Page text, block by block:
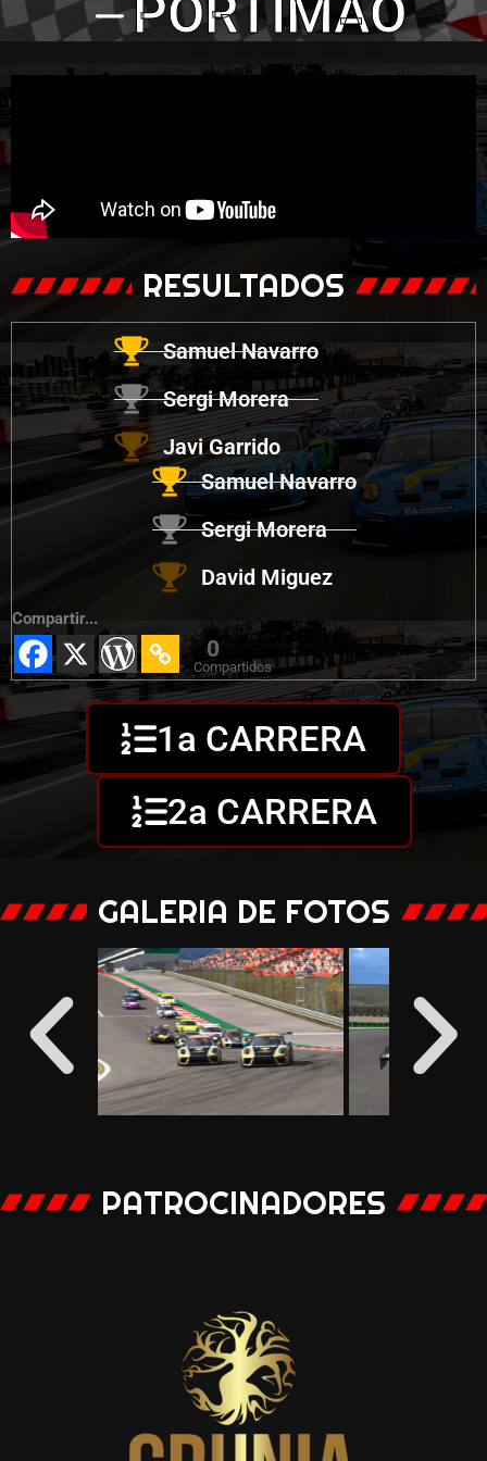
PORTIMAO
RESULTADOS
Samuel Navarro
Sergi Morera
Javi Garrido
Samuel Navarro
Sergi Morera
David Miguez
Compartir...
0
Compartidos
1a CARRERA
2a CARRERA
GALERIA DE FOTOS
PATROCINADORES